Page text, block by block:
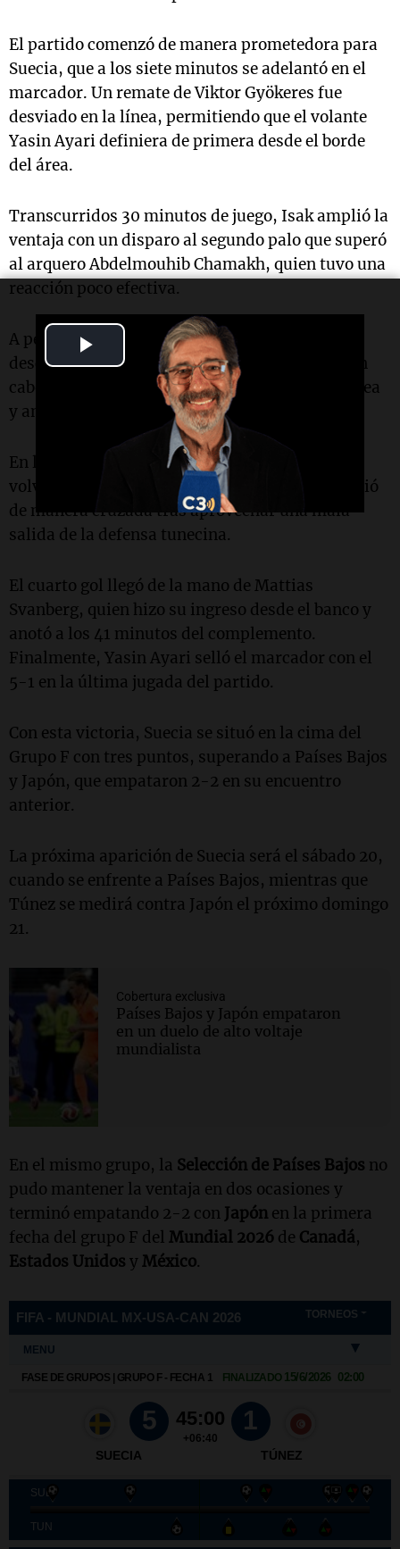
Video
El partido comenzó de manera prometedora para
Suecia, que a los siete minutos se adelantó en el
marcador. Un remate de Viktor Gyökeres fue
desviado en la línea, permitiendo que el volante
Yasin Ayari definiera de primera desde el borde
del área.
Transcurridos 30 minutos de juego, Isak amplió la
ventaja con un disparo al segundo palo que superó
al arquero Abdelmouhib Chamakh, quien tuvo una
reacción poco efectiva.
A pesar de la desventaja, Túnez logró irse al
descanso con un solo gol en contra, gracias a un
cabezazo de Omar Rekik, que se impuso en el área
y anotó al segundo palo.
En la segunda mitad, a los 14 minutos, Suecia
volvió a aumentar la diferencia. Gyökeres definió
de manera cruzada tras aprovechar una mala
salida de la defensa tunecina.
El cuarto gol llegó de la mano de Mattias
Svanberg, quien hizo su ingreso desde el banco y
anotó a los 41 minutos del complemento.
Finalmente, Yasin Ayari selló el marcador con el
5-1 en la última jugada del partido.
Con esta victoria, Suecia se situó en la cima del
Grupo F con tres puntos, superando a Países Bajos
y Japón, que empataron 2-2 en su encuentro
anterior.
La próxima aparición de Suecia será el sábado 20,
cuando se enfrente a Países Bajos, mientras que
Túnez se medirá contra Japón el próximo domingo
21.
Cobertura exclusiva
Países Bajos y Japón empataron
en un duelo de alto voltaje
mundialista
En el mismo grupo, la Selección de Países Bajos no
pudo mantener la ventaja en dos ocasiones y
terminó empatando 2-2 con Japón en la primera
fecha del grupo F del Mundial 2026 de Canadá,
Estados Unidos yMéxico.